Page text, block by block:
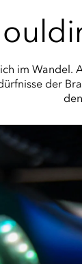
im
der